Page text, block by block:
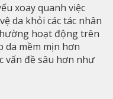
xoay quanh việc
da khỏi các tác nhân
hoạt động trên
da mềm mịn hơn
vấn đề sâu hơn như